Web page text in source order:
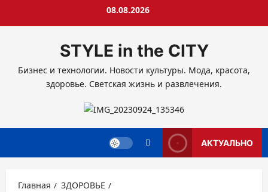
08.08.2026
STYLE in the CITY
Бизнес и технологии. Новости культуры. Мода, красота,
здоровье. Светская жизнь и развлечения.
АКТУАЛЬНО
Главная
ЗДОРОВЬЕ